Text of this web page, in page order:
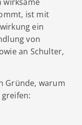
ist mit
ein
von
an Schulter,
Gründe, warum
greifen: